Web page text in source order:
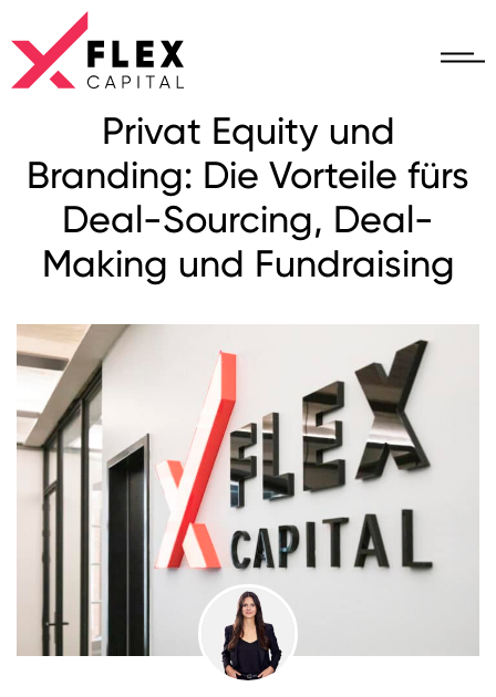
Privat Equity und
Branding: Die Vorteile fürs
Deal-Sourcing, Deal-
Making und Fundraising